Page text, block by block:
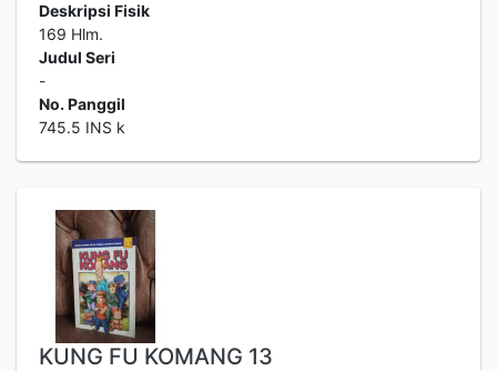
Deskripsi Fisik
169 Hlm.
Judul Seri
-
No. Panggil
745.5 INS k
KUNG FU KOMANG 13